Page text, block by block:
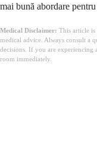
mai bună abordare
Medical Disclaimer: This article
medical advice. Always consult a
decisions. If you are experiencing
room immediately.